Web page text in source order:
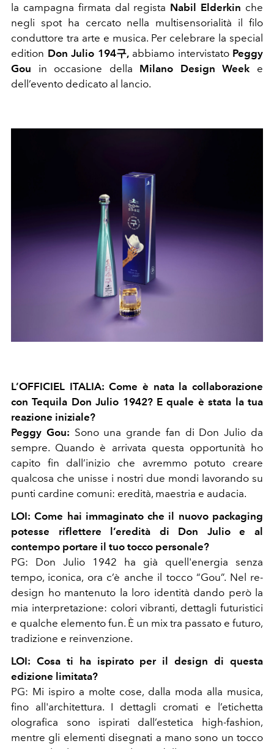
la campagna firmata dal regista Nabil Elderkin che
negli spot ha cercato nella multisensorialità il filo
conduttore tra arte e musica. Per celebrare la special
edition Don Julio 194구,abbiamo intervistato Peggy
Gou in occasione della Milano Design Week e
dell’evento dedicato al lancio.
L’OFFICIEL ITALIA: Come è nata la collaborazione
con Tequila Don Julio 1942? E quale è stata la tua
reazione iniziale?
Peggy Gou: Sono una grande fan di Don Julio da
sempre. Quando è arrivata questa opportunità ho
capito fin dall’inizio che avremmo potuto creare
qualcosa che unisse i nostri due mondi lavorando su
punti cardine comuni: eredità, maestria e audacia.
LOI: Come hai immaginato che il nuovo packaging
potesse riflettere l’eredità di Don Julio e al
contempo portare il tuo tocco personale?
PG: Don Julio 1942 ha già quell'energia senza
tempo, iconica, ora c’è anche il tocco “Gou”. Nel re-
design ho mantenuto la loro identità dando però la
mia interpretazione: colori vibranti, dettagli futuristici
e qualche elemento fun. È un mix tra passato e futuro,
tradizione e reinvenzione.
LOI: Cosa ti ha ispirato per il design di questa
edizione limitata?
PG: Mi ispiro a molte cose, dalla moda alla musica,
fino all'architettura. I dettagli cromati e l’etichetta
olografica sono ispirati dall’estetica high-fashion,
mentre gli elementi disegnati a mano sono un tocco